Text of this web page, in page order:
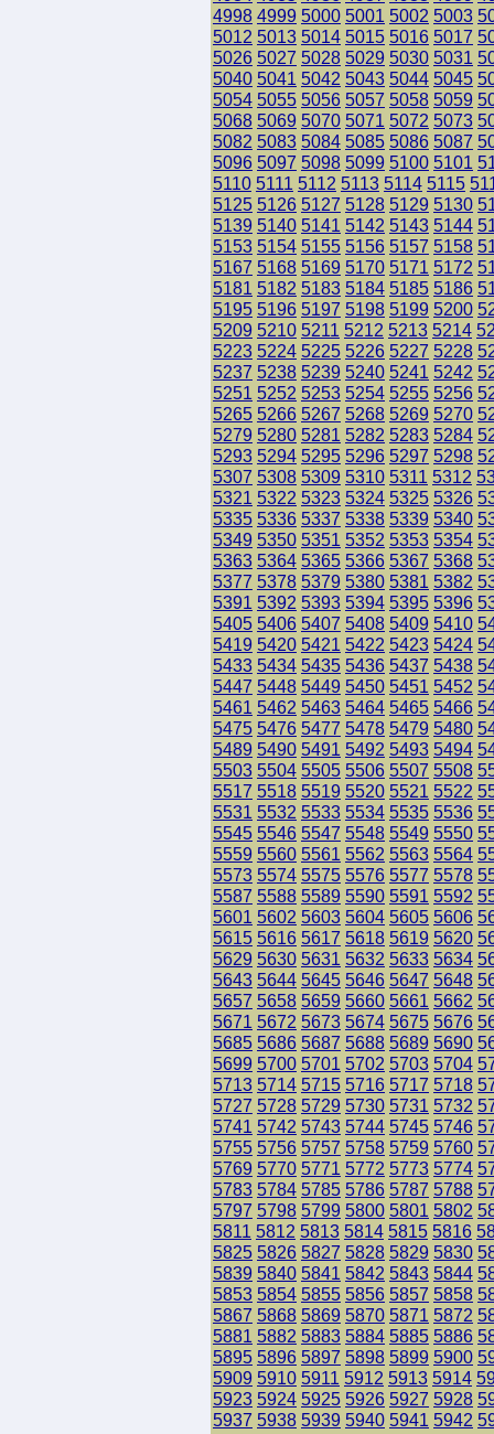
4998 4999 5000 5001 5002 5003
5012 5013 5014 5015 5016 5017
5026 5027 5028 5029 5030 5031
5040 5041 5042 5043 5044 5045
5054 5055 5056 5057 5058 5059
5068 5069 5070 5071 5072 5073
5082 5083 5084 5085 5086 5087
5096 5097 5098 5099 5100 5101
5110 5111 5112 5113 5114 5115
5125 5126 5127 5128 5129 5130
5139 5140 5141 5142 5143 5144
5153 5154 5155 5156 5157 5158
5167 5168 5169 5170 5171 5172
5181 5182 5183 5184 5185 5186
5195 5196 5197 5198 5199 5200
5209 5210 5211 5212 5213 5214
5223 5224 5225 5226 5227 5228
5237 5238 5239 5240 5241 5242
5251 5252 5253 5254 5255 5256
5265 5266 5267 5268 5269 5270
5279 5280 5281 5282 5283 5284
5293 5294 5295 5296 5297 5298
5307 5308 5309 5310 5311 5312
5321 5322 5323 5324 5325 5326
5335 5336 5337 5338 5339 5340
5349 5350 5351 5352 5353 5354
5363 5364 5365 5366 5367 5368
5377 5378 5379 5380 5381 5382
5391 5392 5393 5394 5395 5396
5405 5406 5407 5408 5409 5410
5419 5420 5421 5422 5423 5424
5433 5434 5435 5436 5437 5438
5447 5448 5449 5450 5451 5452
5461 5462 5463 5464 5465 5466
5475 5476 5477 5478 5479 5480
5489 5490 5491 5492 5493 5494
5503 5504 5505 5506 5507 5508
5517 5518 5519 5520 5521 5522
5531 5532 5533 5534 5535 5536
5545 5546 5547 5548 5549 5550
5559 5560 5561 5562 5563 5564
5573 5574 5575 5576 5577 5578
5587 5588 5589 5590 5591 5592
5601 5602 5603 5604 5605 5606
5615 5616 5617 5618 5619 5620
5629 5630 5631 5632 5633 5634
5643 5644 5645 5646 5647 5648
5657 5658 5659 5660 5661 5662
5671 5672 5673 5674 5675 5676
5685 5686 5687 5688 5689 5690
5699 5700 5701 5702 5703 5704
5713 5714 5715 5716 5717 5718
5727 5728 5729 5730 5731 5732
5741 5742 5743 5744 5745 5746
5755 5756 5757 5758 5759 5760
5769 5770 5771 5772 5773 5774
5783 5784 5785 5786 5787 5788
5797 5798 5799 5800 5801 5802
5811 5812 5813 5814 5815 5816
5825 5826 5827 5828 5829 5830
5839 5840 5841 5842 5843 5844
5853 5854 5855 5856 5857 5858
5867 5868 5869 5870 5871 5872
5881 5882 5883 5884 5885 5886
5895 5896 5897 5898 5899 5900
5909 5910 5911 5912 5913 5914
5923 5924 5925 5926 5927 5928
5937 5938 5939 5940 5941 5942